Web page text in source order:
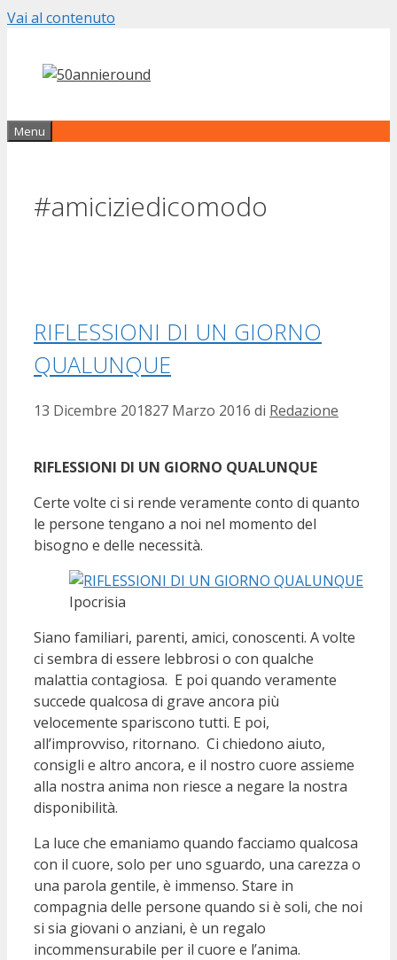
Vai al contenuto
Menu
#amiciziedicomodo
RIFLESSIONI DI UN GIORNO
QUALUNQUE
13 Dicembre 201827 Marzo 2016 di Redazione
RIFLESSIONI DI UN GIORNO QUALUNQUE
Certe volte ci si rende veramente conto di quanto
le persone tengano a noi nel momento del
bisogno e delle necessità.
Ipocrisia
Siano familiari, parenti, amici, conoscenti. A volte
ci sembra di essere lebbrosi o con qualche
malattia contagiosa. E poi quando veramente
succede qualcosa di grave ancora più
velocemente spariscono tutti. E poi,
all’improvviso, ritornano. Ci chiedono aiuto,
consigli e altro ancora, e il nostro cuore assieme
alla nostra anima non riesce a negare la nostra
disponibilità.
La luce che emaniamo quando facciamo qualcosa
con il cuore, solo per uno sguardo, una carezza o
una parola gentile, è immenso. Stare in
compagnia delle persone quando si è soli, che noi
si sia giovani o anziani, è un regalo
incommensurabile per il cuore e l’anima.